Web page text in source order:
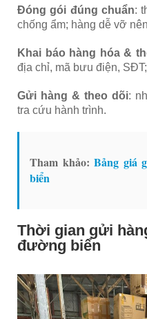
Đóng gói đúng chuẩn:
chống ẩm; hàng dễ vỡ
Khai báo hàng hóa &
địa chỉ, mã bưu điện,
Gửi hàng & theo dõi:
tra cứu hành trình.
Tham khảo:Bảng giá
biển
Thời gian gửi
đường biển